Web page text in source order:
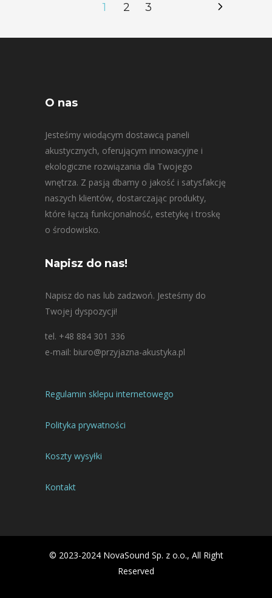
1 2 3
O nas
Jesteśmy wiodącym dostawcą paneli
akustycznych, oferującym innowacyjne i
ekologiczne rozwiązania dla Twojego
wnętrza. Z pasją dbamy o jakość i satysfakcję
naszych klientów, dostarczając produkty,
które łączą funkcjonalność, estetykę i troskę
o środowisko.
Napisz do nas!
Napisz do nas lub zadzwoń. Jesteśmy do
Twojej dyspozycji!
tel. +48 884 301 336
e-mail: biuro@przyjazna-akustyka.pl
Regulamin sklepu internetowego
Polityka prywatności
Koszty wysyłki
Kontakt
© 2023-2024 NovaSound Sp. z o.o., All Right
Reserved